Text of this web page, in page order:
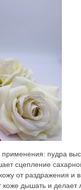
применения: пудра
сцепление
от раздражения и
коже дышать и